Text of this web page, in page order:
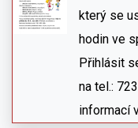
který se
hodin ve
Přihlásit
na tel.:
informací